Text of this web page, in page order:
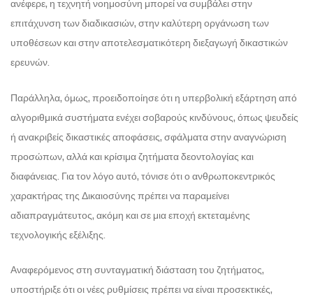
ανέφερε, η τεχνητή νοημοσύνη μπορεί να συμβάλει στην
επιτάχυνση των διαδικασιών, στην καλύτερη οργάνωση των
υποθέσεων και στην αποτελεσματικότερη διεξαγωγή δικαστικών
ερευνών.
Παράλληλα, όμως, προειδοποίησε ότι η υπερβολική εξάρτηση από
αλγοριθμικά συστήματα ενέχει σοβαρούς κινδύνους, όπως ψευδείς
ή ανακριβείς δικαστικές αποφάσεις, σφάλματα στην αναγνώριση
προσώπων, αλλά και κρίσιμα ζητήματα δεοντολογίας και
διαφάνειας. Για τον λόγο αυτό, τόνισε ότι ο ανθρωποκεντρικός
χαρακτήρας της Δικαιοσύνης πρέπει να παραμείνει
αδιαπραγμάτευτος, ακόμη και σε μια εποχή εκτεταμένης
τεχνολογικής εξέλιξης.
Αναφερόμενος στη συνταγματική διάσταση του ζητήματος,
υποστήριξε ότι οι νέες ρυθμίσεις πρέπει να είναι προσεκτικές,